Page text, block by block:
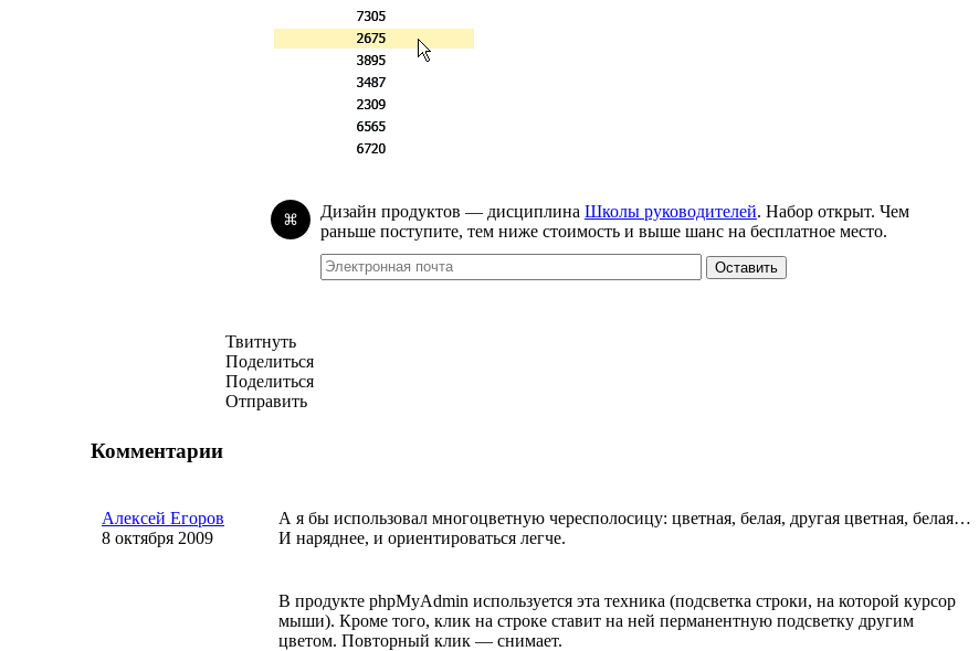
⌘ Дизайн продуктов — дисциплина Школы руководителей. Набор открыт. Чем
раньше поступите, тем ниже стоимость и выше шанс на бесплатное место.
Оставить
Твитнуть
Поделиться
Поделиться
Отправить
Комментарии
Алексей Егоров
8 октября 2009
А я бы использовал многоцветную чересполосицу: цветная, белая, другая цветная, белая…
И наряднее, и ориентироваться легче.
В продукте phpMyAdmin используется эта техника (подсветка строки, на которой курсор
мыши). Кроме того, клик на строке ставит на ней перманентную подсветку другим
цветом. Повторный клик — снимает.